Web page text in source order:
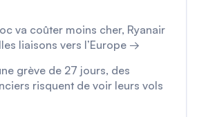
va coûter moins cher, Ryanair
liaisons vers l’Europe →
grève de 27 jours, des
risquent de voir leurs vols